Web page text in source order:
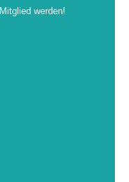
Mitglied werden!